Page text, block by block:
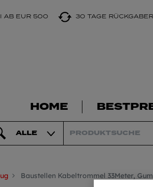
AB EUR 500 30 TAGE
HOME
ALLE
Baustellen Kabeltrommel 33Meter,